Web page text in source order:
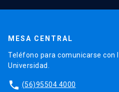
MESA CENTRAL
Teléfono para comunicarse con
Universidad.
phone (56)95504 4000